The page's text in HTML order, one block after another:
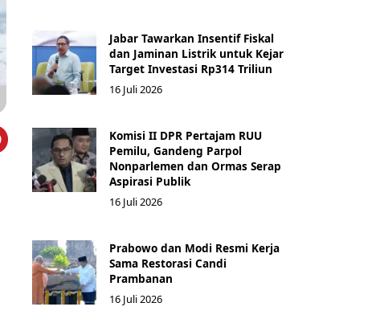
Jabar Tawarkan Insentif Fiskal
dan Jaminan Listrik untuk Kejar
Target Investasi Rp314 Triliun
16 Juli 2026
Komisi II DPR Pertajam RUU
Pemilu, Gandeng Parpol
Nonparlemen dan Ormas Serap
Aspirasi Publik
16 Juli 2026
Prabowo dan Modi Resmi Kerja
Sama Restorasi Candi
Prambanan
16 Juli 2026